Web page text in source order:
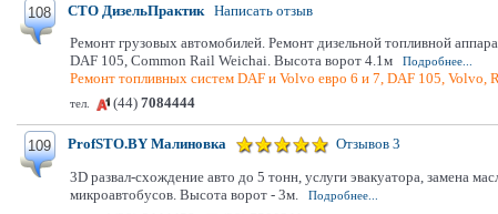
108 СТО ДизельПрактик Написать отзыв
Ремонт грузовых автомобилей. Ремонт дизельной топливной
DAF 105, Сommon Rail Weichai. Высота ворот 4.1м
Подробнее...
Ремонт топливных систем DAF и Volvo евро 6 и 7, DAF 105, Volvo,
тел. (44) 7084444
109 ProfSTO.BY Малиновка Отзывов 3
3D развал-схождение авто до 5 тонн, услуги эвакуатора, замена
микроавтобусов. Высота ворот - 3м.
Подробнее...